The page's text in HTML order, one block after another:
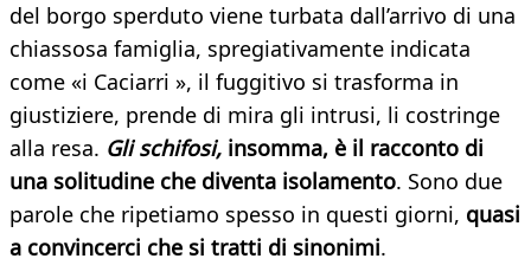
del borgo sperduto viene turbata dall’arrivo di una
chiassosa famiglia, spregiativamente indicata
come «i Caciarri », il fuggitivo si trasforma in
giustiziere, prende di mira gli intrusi, li costringe
alla resa. Gli schifosi, insomma, è il racconto di
una solitudine che diventa isolamento. Sono due
parole che ripetiamo spesso in questi giorni, quasi
a convincerci che si tratti di sinonimi.